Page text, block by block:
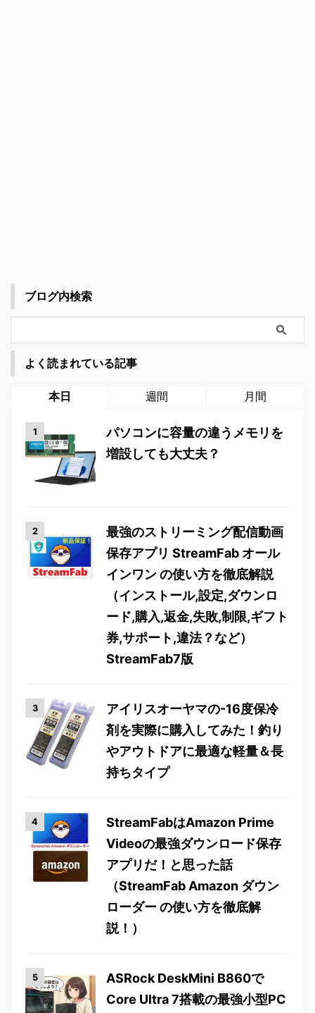
ブログ内検索
よく読まれている記事
本日 週間 月間
パソコンに容量の違うメモリを
増設しても大丈夫？
最強のストリーミング配信動画
保存アプリ StreamFab オール
インワン の使い方を徹底解説
（インストール,設定,ダウンロ
ード,購入,返金,失敗,制限,ギフト
券,サポート,違法？など）
StreamFab7版
アイリスオーヤマの-16度保冷
剤を実際に購入してみた！釣り
やアウトドアに最適な軽量＆長
持ちタイプ
StreamFabはAmazon Prime
Videoの最強ダウンロード保存
アプリだ！と思った話
（StreamFab Amazon ダウン
ローダー の使い方を徹底解
説！）
ASRock DeskMini B860で
Core Ultra 7搭載の最強小型PC